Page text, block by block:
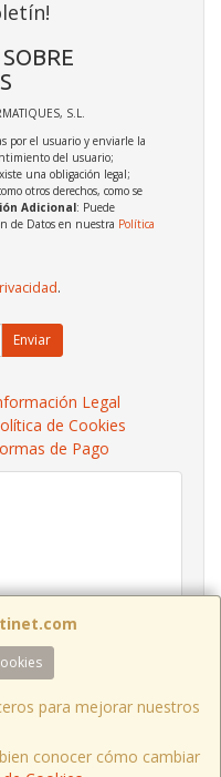
para mejorar nuestros
conocer cómo cambiar
S.L.
por el usuario y enviarle la
del usuario;
una obligación legal;
otros derechos, como se
Adicional: Puede
de Datos en nuestra Política
.
Enviar
Legal
de Cookies
de Pago